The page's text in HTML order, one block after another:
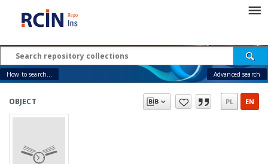
How to search... Advanced search
OBJECT PL EN